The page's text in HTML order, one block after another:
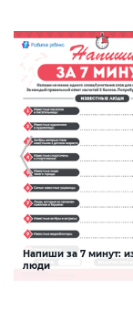
Напиши за 7 минут:
люди